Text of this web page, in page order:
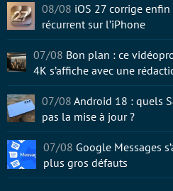
08/08 iOS 27 corrige
récurrent sur l’iPhone
07/08 Bon plan : ce
4K s’affiche avec une
07/08 Android 18 : quels
pas la mise à jour ?
07/08 Google Messages
plus gros défauts